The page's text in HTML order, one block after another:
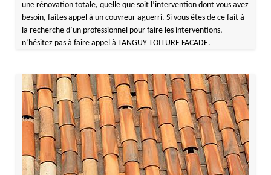
une rénovation totale, quelle que soit l’intervention dont vous avez
besoin, faites appel à un couvreur aguerri. Si vous êtes de ce fait à
la recherche d’un professionnel pour faire les interventions,
n’hésitez pas à faire appel à TANGUY TOITURE FACADE.